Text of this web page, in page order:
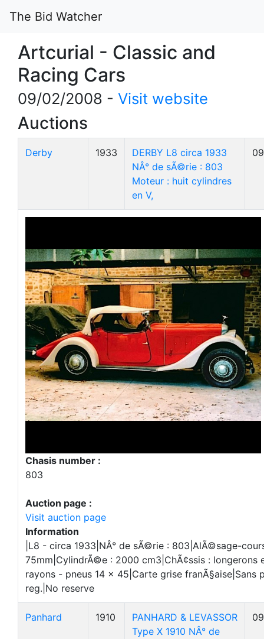
The Bid Watcher
Artcurial - Classic and
Racing Cars
09/02/2008 - Visit website
Auctions
Derby 1933
DERBY L8 circa 1933
NÂ° de sÃ©rie : 803
Moteur : huit cylindres
en V,
Chasis number :
803
Auction page :
Visit auction page
Information
|L8 - circa 1933|NÂ° de sÃ©rie : 803|AlÃ©sage-
75mm|CylindrÃ©e : 2000 cm3|ChÃ¢ssis : longerons
rayons - pneus 14 x 45|Carte grise franÃ§aise|Sans
reg.|No reserve
Panhard 1910
PANHARD & LEVASSOR
Type X 1910 NÂ° de